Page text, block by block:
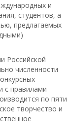
и
студентов, а
предлагаемых
Российской
численности
с правилами
по пяти
творчество и